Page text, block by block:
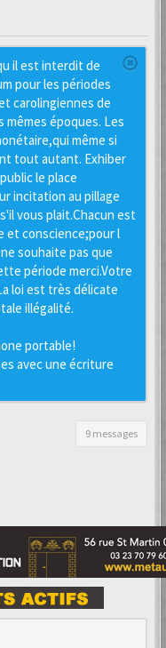
il est interdit de
pour les périodes
carolingiennes de
mêmes époques. Les
même si
tout autant. Exhiber
le place
incitation au pillage
vous plait.Chacun est
et conscience;pour l
souhaite pas que
période merci.Votre
loi est très délicate
illégalité.
portable!
avec une écriture
9 messages